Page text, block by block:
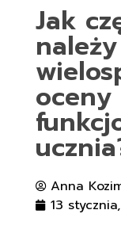
Jak
oceny
Anna
13